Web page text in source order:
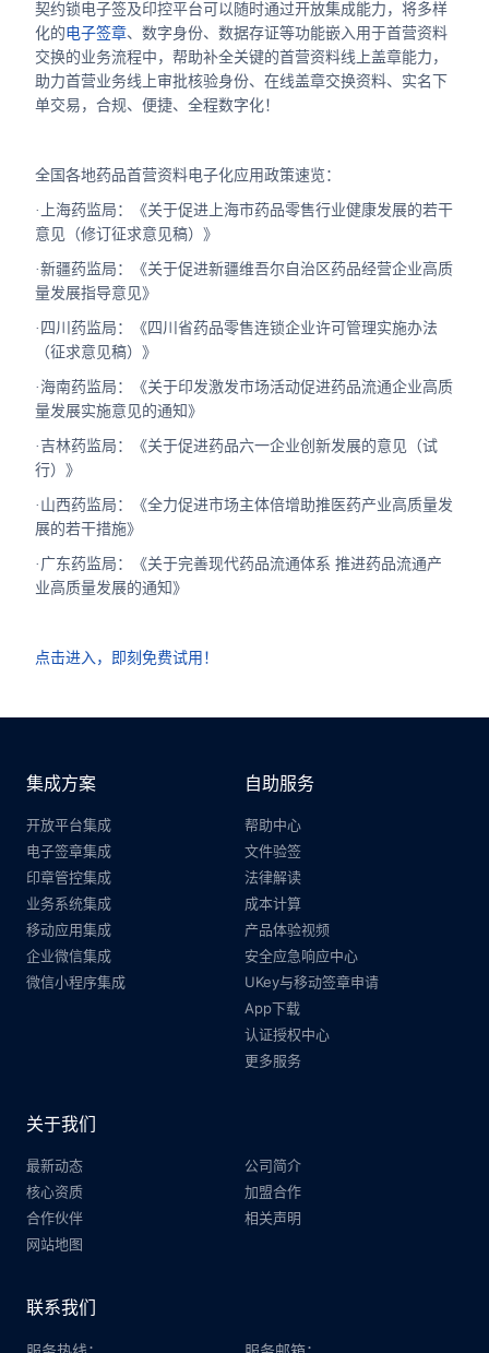
契约锁电子签及印控平台可以随时通过开放集成能力，将多样
化的电子签章、数字身份、数据存证等功能嵌入用于首营资料
交换的业务流程中，帮助补全关键的首营资料线上盖章能力，
助力首营业务线上审批核验身份、在线盖章交换资料、实名下
单交易，合规、便捷、全程数字化！
全国各地药品首营资料电子化应用政策速览：
·上海药监局：《关于促进上海市药品零售行业健康发展的若干
意见（修订征求意见稿）》
·新疆药监局：《关于促进新疆维吾尔自治区药品经营企业高质
量发展指导意见》
·四川药监局：《四川省药品零售连锁企业许可管理实施办法
（征求意见稿）》
·海南药监局：《关于印发激发市场活动促进药品流通企业高质
量发展实施意见的通知》
·吉林药监局：《关于促进药品六一企业创新发展的意见（试
行）》
·山西药监局：《全力促进市场主体倍增助推医药产业高质量发
展的若干措施》
·广东药监局：《关于完善现代药品流通体系 推进药品流通产
业高质量发展的通知》
点击进入，即刻免费试用！
集成方案
开放平台集成
电子签章集成
印章管控集成
业务系统集成
移动应用集成
企业微信集成
微信小程序集成
自助服务
帮助中心
文件验签
法律解读
成本计算
产品体验视频
安全应急响应中心
UKey与移动签章申请
App下载
认证授权中心
更多服务
关于我们
最新动态
公司简介
核心资质
加盟合作
合作伙伴
相关声明
网站地图
联系我们